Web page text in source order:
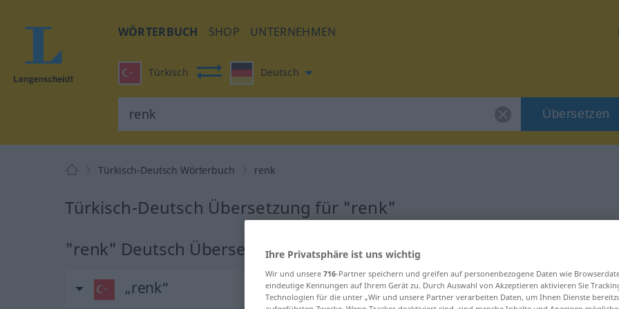
WÖRTERBUCH SHOP UNTERNEHMEN
Türkisch Deutsch
Übersetzen
Türkisch-Deutsch Wörterbuch renk
Türkisch-Deutsch Übersetzung für "renk"
"renk" Deutsch Übersetzung
„renk“
Ihre Privatsphäre ist uns wichtig
Wir und unsere 716-Partner speichern und greifen auf personenbezogene Daten wie
eindeutige Kennungen auf Ihrem Gerät zu. Durch Auswahl von Akzeptieren aktivieren Sie
Technologien für die unter „Wir und unsere Partner verarbeiten Daten, um Ihnen Dienste